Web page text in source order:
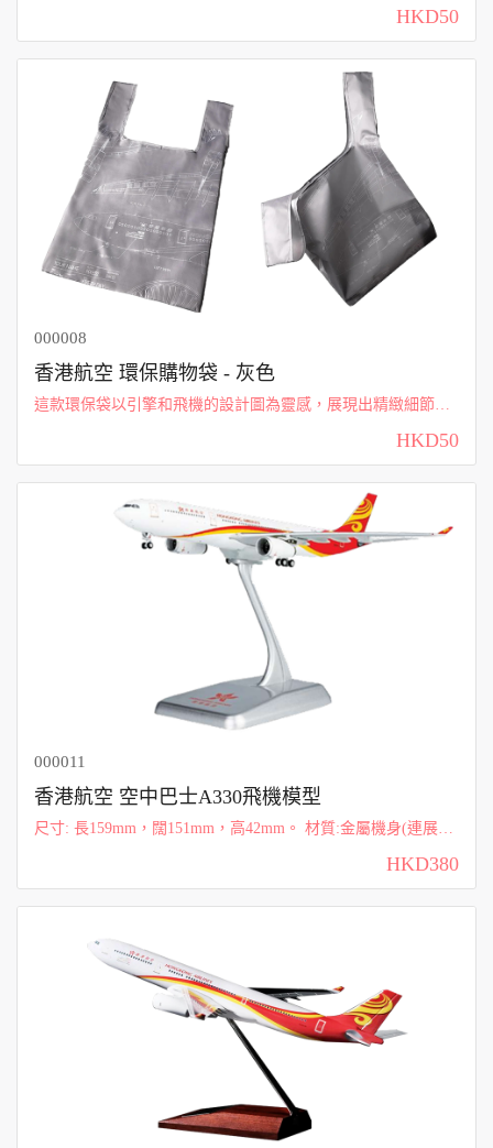
帶，都能彰顯您對航空工程的熱愛與專業。獨特的設計讓人一
HKD50
000008
香港航空 環保購物袋 - 灰色
這款環保袋以引擎和飛機的設計圖為靈感，展現出精緻細節與
帶，都能彰顯您對航空工程的熱愛與專業。獨特的設計讓人一
HKD50
000011
香港航空 空中巴士A330飛機模型
尺寸: 長159mm，闊151mm，高42mm。 材質:金屬機身(連展示
HKD380